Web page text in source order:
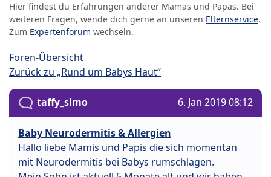
Hier findest du Erfahrungen anderer Mamas und Papas. Bei
weiteren Fragen, wende dich gerne an unseren Elternservice.
Zum Expertenforum wechseln.
Foren-Übersicht
Zurück zu „Rund um Babys Haut“
taffy_simo 6. Jan 2019 08:12
Baby Neurodermitis & Allergien
Hallo liebe Mamis und Papis die sich momentan
mit Neurodermitis bei Babys rumschlagen.